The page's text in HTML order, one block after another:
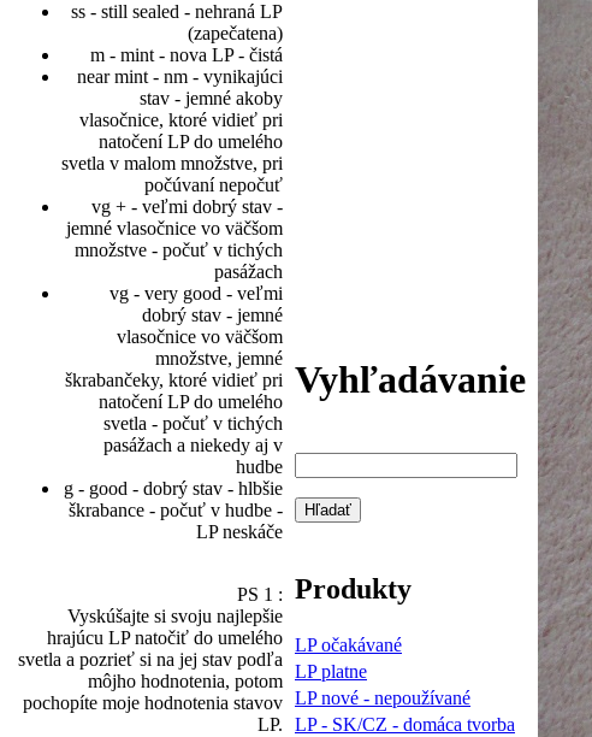
ss - still sealed - nehraná LP
(zapečatena)
m - mint - nova LP - čistá
near mint - nm - vynikajúci
stav - jemné akoby
vlasočnice, ktoré vidieť pri
natočení LP do umelého
svetla v malom množstve, pri
počúvaní nepočuť
vg + - veľmi dobrý stav -
jemné vlasočnice vo väčšom
množstve - počuť v tichých
pasážach
vg - very good - veľmi
dobrý stav - jemné
vlasočnice vo väčšom
množstve, jemné
škrabančeky, ktoré vidieť pri
natočení LP do umelého
svetla - počuť v tichých
pasážach a niekedy aj v
hudbe
g - good - dobrý stav - hlbšie
škrabance - počuť v hudbe -
LP neskáče
PS 1 :
Vyskúšajte si svoju najlepšie
hrajúcu LP natočiť do umelého
svetla a pozrieť si na jej stav podľa
môjho hodnotenia, potom
pochopíte moje hodnotenia stavov
LP.
Vyhľadávanie
Produkty
LP očakávané
LP platne
LP nové - nepoužívané
LP - SK/CZ - domáca tvorba